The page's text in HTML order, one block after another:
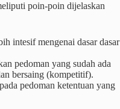
poin-poin dijelaskan
intesif mengenai dasar dasar
pedoman yang sudah ada
bersaing (kompetitif).
pedoman ketentuan yang